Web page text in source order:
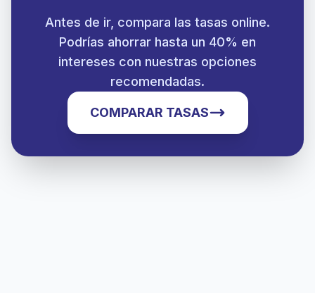
Antes de ir, compara las tasas online.
Podrías ahorrar hasta un 40% en
intereses con nuestras opciones
recomendadas.
COMPARAR TASAS